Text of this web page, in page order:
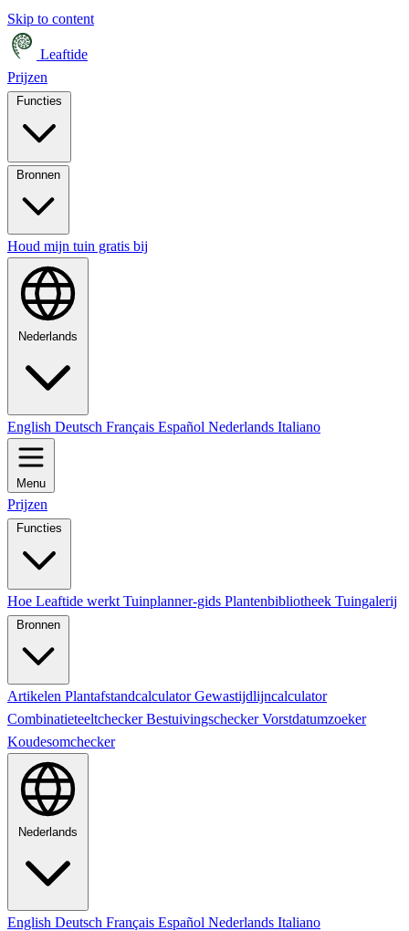
Skip to content
Leaftide
Prijzen
Houd mijn tuin gratis bij
Nederlands
English Deutsch Français Español Nederlands Italiano
Menu
Prijzen
Functies
Hoe Leaftide werkt Tuinplanner-gids Plantenbibliotheek Tuingalerij
Bronnen
Artikelen PlantafstandcalculatorGewastijdlijncalculator
CombinatieteeltcheckerBestuivingscheckerVorstdatumzoeker
Koudesomchecker
Nederlands
English Deutsch Français Español Nederlands Italiano